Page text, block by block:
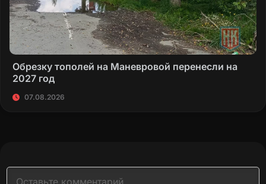
Обрезку тополей на Маневровой перенесли на
2027 год
07.08.2026